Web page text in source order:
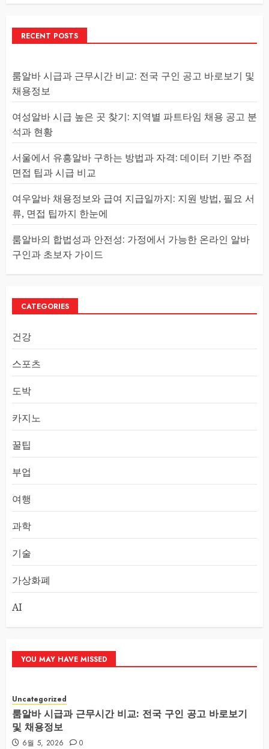
RECENT POSTS
룸알바 시급과 근무시간 비교: 전국 구인 공고 바로보기 및
채용정보
여성알바 시급 높은 곳 찾기: 지역별 파트타임 채용 공고 분
석과 현황
서울에서 유흥알바 구하는 방법과 자격: 데이터 기반 주점
면접 팁과 시급 비교
여우알바 채용정보와 급여 지급일까지: 지원 방법, 필요 서
류, 면접 팁까지 한눈에
룸알바의 합법성과 안전성: 가정에서 가능한 온라인 알바
구인과 초보자 가이드
CATEGORIES
건강
스포츠
도박
카지노
꿀팁
부업
여행
과학
기술
가상화폐
AI
YOU MAY HAVE MISSED
Uncategorized
룸알바 시급과 근무시간 비교: 전국 구인 공고 바로보기
및 채용정보
6월 5, 2026 0